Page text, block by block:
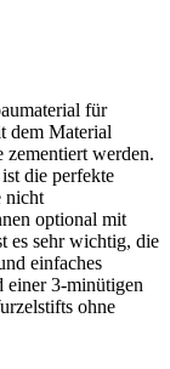
für
dem Material
zementiert werden.
die perfekte
nicht
optional mit
es sehr wichtig, die
einfaches
einer 3-minütigen
ohne